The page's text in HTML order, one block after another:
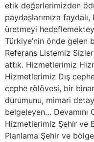
etik değerlerimizden
paydaşlarımıza
üretmeyi
Türkiye’nin önde gelen
Referans Listemiz
attık. Hizmetlerimiz
Hizmetlerimiz Dış
cephe rölövesi, bir
durumunu, mimari
belgeleyen… Devamını
Hizmetlerimiz Şehir ve
Planlama Şehir ve